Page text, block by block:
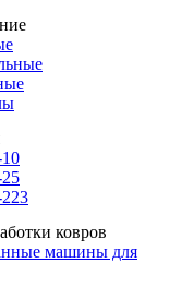
ковров
машины для